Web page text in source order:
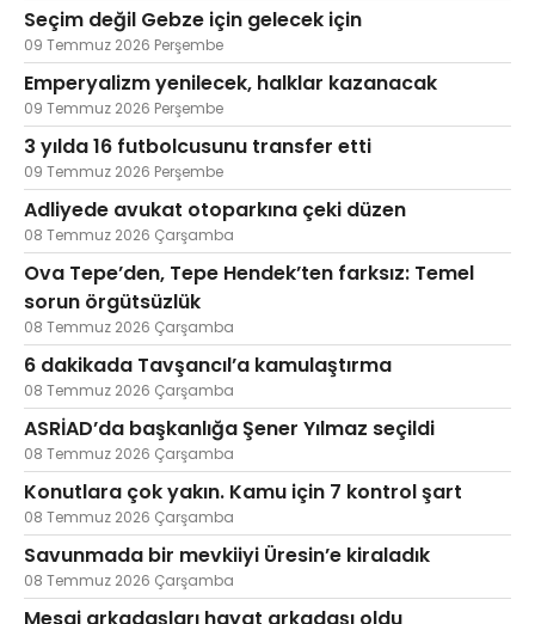
Seçim değil Gebze için gelecek için
09 Temmuz 2026 Perşembe
Emperyalizm yenilecek, halklar kazanacak
09 Temmuz 2026 Perşembe
3 yılda 16 futbolcusunu transfer etti
09 Temmuz 2026 Perşembe
Adliyede avukat otoparkına çeki düzen
08 Temmuz 2026 Çarşamba
Ova Tepe’den, Tepe Hendek’ten farksız: Temel
sorun örgütsüzlük
08 Temmuz 2026 Çarşamba
6 dakikada Tavşancıl’a kamulaştırma
08 Temmuz 2026 Çarşamba
ASRİAD’da başkanlığa Şener Yılmaz seçildi
08 Temmuz 2026 Çarşamba
Konutlara çok yakın. Kamu için 7 kontrol şart
08 Temmuz 2026 Çarşamba
Savunmada bir mevkiiyi Üresin’e kiraladık
08 Temmuz 2026 Çarşamba
Mesai arkadaşları hayat arkadaşı oldu